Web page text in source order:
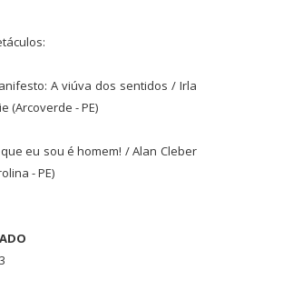
A viúva dos sentidos / Irla
(Arcoverde - PE)
eu sou é homem! / Alan Cleber
- PE)